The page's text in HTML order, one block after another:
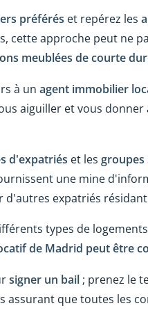
préférés et repérez les
cette approche peut ne
meublées de courte
à un agent immobilier
aiguiller et vous
d'expatriés et les groupes
une mine
d'autres expatriés
types de
de Madrid peut être
signer un bail ; prenez le
assurant que toutes les